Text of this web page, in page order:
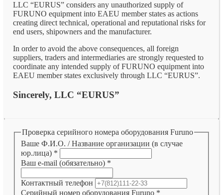
LLC “EURUS” considers any unauthorized supply of
FURUNO equipment into EAEU member states as actions
creating direct technical, operational and reputational risks for
end users, shipowners and the manufacturer.
In order to avoid the above consequences, all foreign
suppliers, traders and intermediaries are strongly requested to
coordinate any intended supply of FURUNO equipment into
EAEU member states exclusively through LLC “EURUS”.
Sincerely, LLC “EURUS”
Проверка серийного номера оборудования Furuno
Ваше Ф.И.О. / Название организации (в случае
юр.лица) *
Ваш e-mail (обязательно) *
Контактный телефон
Серийный номер оборудования Furuno *